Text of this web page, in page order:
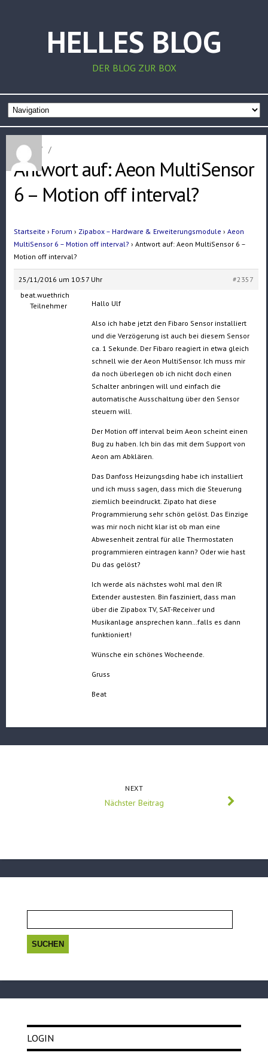
HELLES BLOG
DER BLOG ZUR BOX
Home / /
Antwort auf: Aeon MultiSensor
6 – Motion off interval?
Startseite › Forum › Zipabox – Hardware & Erweiterungsmodule › Aeon
MultiSensor 6 – Motion off interval? › Antwort auf: Aeon MultiSensor 6 –
Motion off interval?
25/11/2016 um 10:57 Uhr
#2357
beat.wuethrich
Teilnehmer
Hallo Ulf
Also ich habe jetzt den Fibaro Sensor installiert
und die Verzögerung ist auch bei diesem Sensor
ca. 1 Sekunde. Der Fibaro reagiert in etwa gleich
schnell wie der Aeon MultiSensor. Ich muss mir
da noch überlegen ob ich nicht doch einen
Schalter anbringen will und einfach die
automatische Ausschaltung über den Sensor
steuern will.
Der Motion off interval beim Aeon scheint einen
Bug zu haben. Ich bin das mit dem Support von
Aeon am Abklären.
Das Danfoss Heizungsding habe ich installiert
und ich muss sagen, dass mich die Steuerung
ziemlich beeindruckt. Zipato hat diese
Programmierung sehr schön gelöst. Das Einzige
was mir noch nicht klar ist ob man eine
Abwesenheit zentral für alle Thermostaten
programmieren eintragen kann? Oder wie hast
Du das gelöst?
Ich werde als nächstes wohl mal den IR
Extender austesten. Bin fasziniert, dass man
über die Zipabox TV, SAT-Receiver und
Musikanlage ansprechen kann…falls es dann
funktioniert!
Wünsche ein schönes Wocheende.
Gruss
Beat
NEXT
Nächster Beitrag
LOGIN